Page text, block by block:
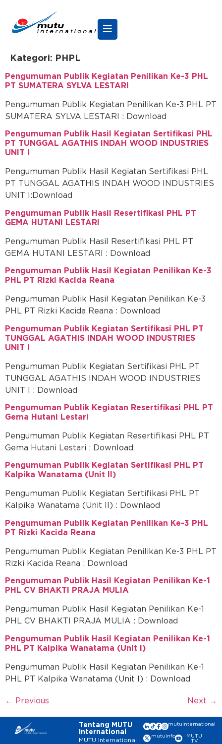
Kategori: PHPL
Pengumuman Publik Kegiatan Penilikan Ke-3 PHL
PT SUMATERA SYLVA LESTARI
Pengumuman Publik Kegiatan Penilikan Ke-3 PHL PT
SUMATERA SYLVA LESTARI : Download
Pengumuman Publik Hasil Kegiatan Sertifikasi PHL
PT TUNGGAL AGATHIS INDAH WOOD INDUSTRIES
UNIT I
Pengumuman Publik Hasil Kegiatan Sertifikasi PHL
PT TUNGGAL AGATHIS INDAH WOOD INDUSTRIES
UNIT I:Download
Pengumuman Publik Hasil Resertifikasi PHL PT
GEMA HUTANI LESTARI
Pengumuman Publik Hasil Resertifikasi PHL PT
GEMA HUTANI LESTARI : Download
Pengumuman Publik Hasil Kegiatan Penilikan Ke-3
PHL PT Rizki Kacida Reana
Pengumuman Publik Hasil Kegiatan Penilikan Ke-3
PHL PT Rizki Kacida Reana : Download
Pengumuman Publik Kegiatan Sertifikasi PHL PT
TUNGGAL AGATHIS INDAH WOOD INDUSTRIES
UNIT I
Pengumuman Publik Kegiatan Sertifikasi PHL PT
TUNGGAL AGATHIS INDAH WOOD INDUSTRIES
UNIT I : Download
Pengumuman Publik Kegiatan Resertifikasi PHL PT
Gema Hutani Lestari
Pengumuman Publik Kegiatan Resertifikasi PHL PT
Gema Hutani Lestari : Download
Pengumuman Publik Kegiatan Sertifikasi PHL PT
Kalpika Wanatama (Unit II)
Pengumuman Publik Kegiatan Sertifikasi PHL PT
Kalpika Wanatama (Unit II) : Downlaod
Pengumuman Publik Kegiatan Penilikan Ke-3 PHL
PT Rizki Kacida Reana
Pengumuman Publik Kegiatan Penilikan Ke-3 PHL PT
Rizki Kacida Reana : Download
Pengumuman Publik Hasil Kegiatan Penilikan Ke-1
PHL CV BHAKTI PRAJA MULIA
Pengumuman Publik Hasil Kegiatan Penilikan Ke-1
PHL CV BHAKTI PRAJA MULIA : Download
Pengumuman Publik Hasil Kegiatan Penilikan Ke-1
PHL PT Kalpika Wanatama (Unit I)
Pengumuman Publik Hasil Kegiatan Penilikan Ke-1
PHL PT Kalpika Wanatama (Unit I) : Download
← Previous Next →
Tentang MUTU
International
MUTU International
mutuinternational
mutuinfo
MUTU
TV